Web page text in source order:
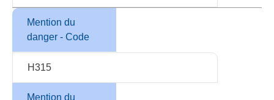
Mention du
danger - Code
H315
Mention du